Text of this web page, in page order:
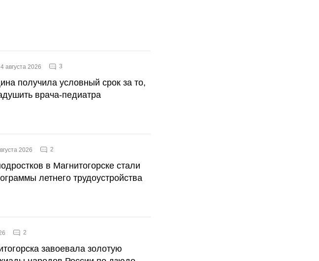
4 августа 2026 3
получила условный срок за то,
врача-педиатра
2026 2
в Магнитогорске стали
летнего трудоустройства
2
завоевала золотую